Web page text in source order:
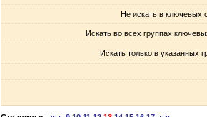
Не искать в ключевых
Искать во всех группах
Искать только в указанных